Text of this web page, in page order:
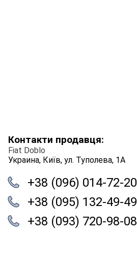
Контакти продавця:
Fiat Doblo
Украина, Київ, ул. Туполева, 1А
+38 (096) 014-72-20
+38 (095) 132-49-49
+38 (093) 720-98-08